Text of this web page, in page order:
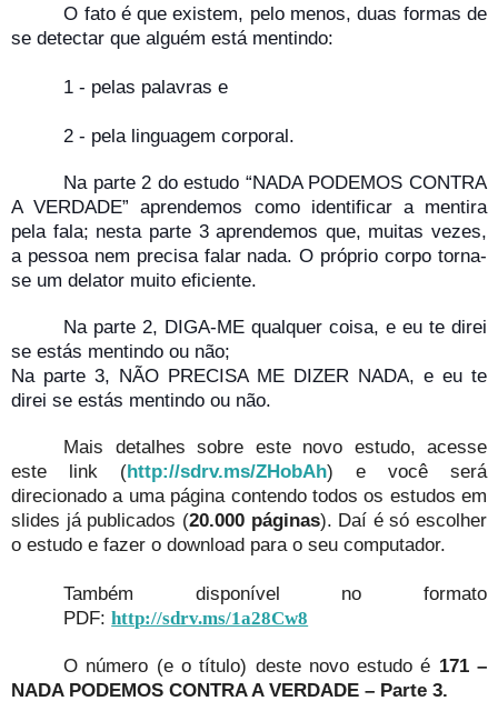
O fato é que existem, pelo menos, duas formas de
se detectar que alguém está mentindo:
1 - pelas palavras e
2 - pela linguagem corporal.
Na parte 2 do estudo “NADA PODEMOS CONTRA
A VERDADE” aprendemos como identificar a mentira
pela fala; nesta parte 3 aprendemos que, muitas vezes,
a pessoa nem precisa falar nada. O próprio corpo torna-
se um delator muito eficiente.
Na parte 2, DIGA-ME qualquer coisa, e eu te direi
se estás mentindo ou não;
Na parte 3, NÃO PRECISA ME DIZER NADA, e eu te
direi se estás mentindo ou não.
Mais detalhes sobre este novo estudo, acesse
este link (http://sdrv.ms/ZHobAh) e você será
direcionado a uma página contendo todos os estudos em
slides já publicados (20.000 páginas). Daí é só escolher
o estudo e fazer o download para o seu computador.
Também disponível no formato
PDF: http://sdrv.ms/1a28Cw8
O número (e o título) deste novo estudo é 171 –
NADA PODEMOS CONTRA A VERDADE – Parte 3.